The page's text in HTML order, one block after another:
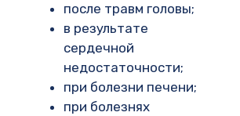
после травм головы;
в результате
сердечной
недостаточности;
при болезни печени;
при болезнях